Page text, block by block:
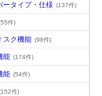
ータイプ・仕様 (137件)
件)
スク機能 (98件)
能 (174件)
能 (54件)
件)